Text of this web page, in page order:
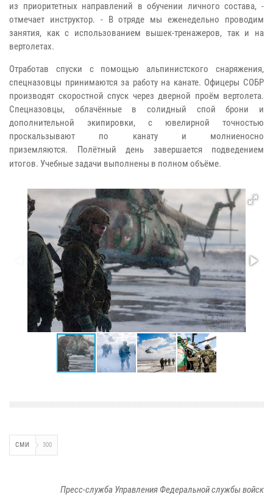
из приоритетных направлений в обучении личного состава, -
отмечает инструктор. - В отряде мы еженедельно проводим
занятия, как с использованием вышек-тренажеров, так и на
вертолетах.
Отработав спуски с помощью альпинистского снаряжения,
спецназовцы принимаются за работу на канате. Офицеры СОБР
производят скоростной спуск через дверной проём вертолета.
Спецназовцы, облачённые в солидный спой брони и
дополнительной экипировки, с ювелирной точностью
проскальзывают по канату и молниеносно
приземляются. Полётный день завершается подведением
итогов. Учебные задачи выполнены в полном объёме.
СМИ 300
Пресс-служба Управления Федеральной службы войск